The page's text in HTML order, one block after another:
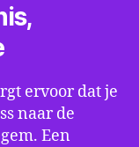
ervoor dat je
naar de
Een